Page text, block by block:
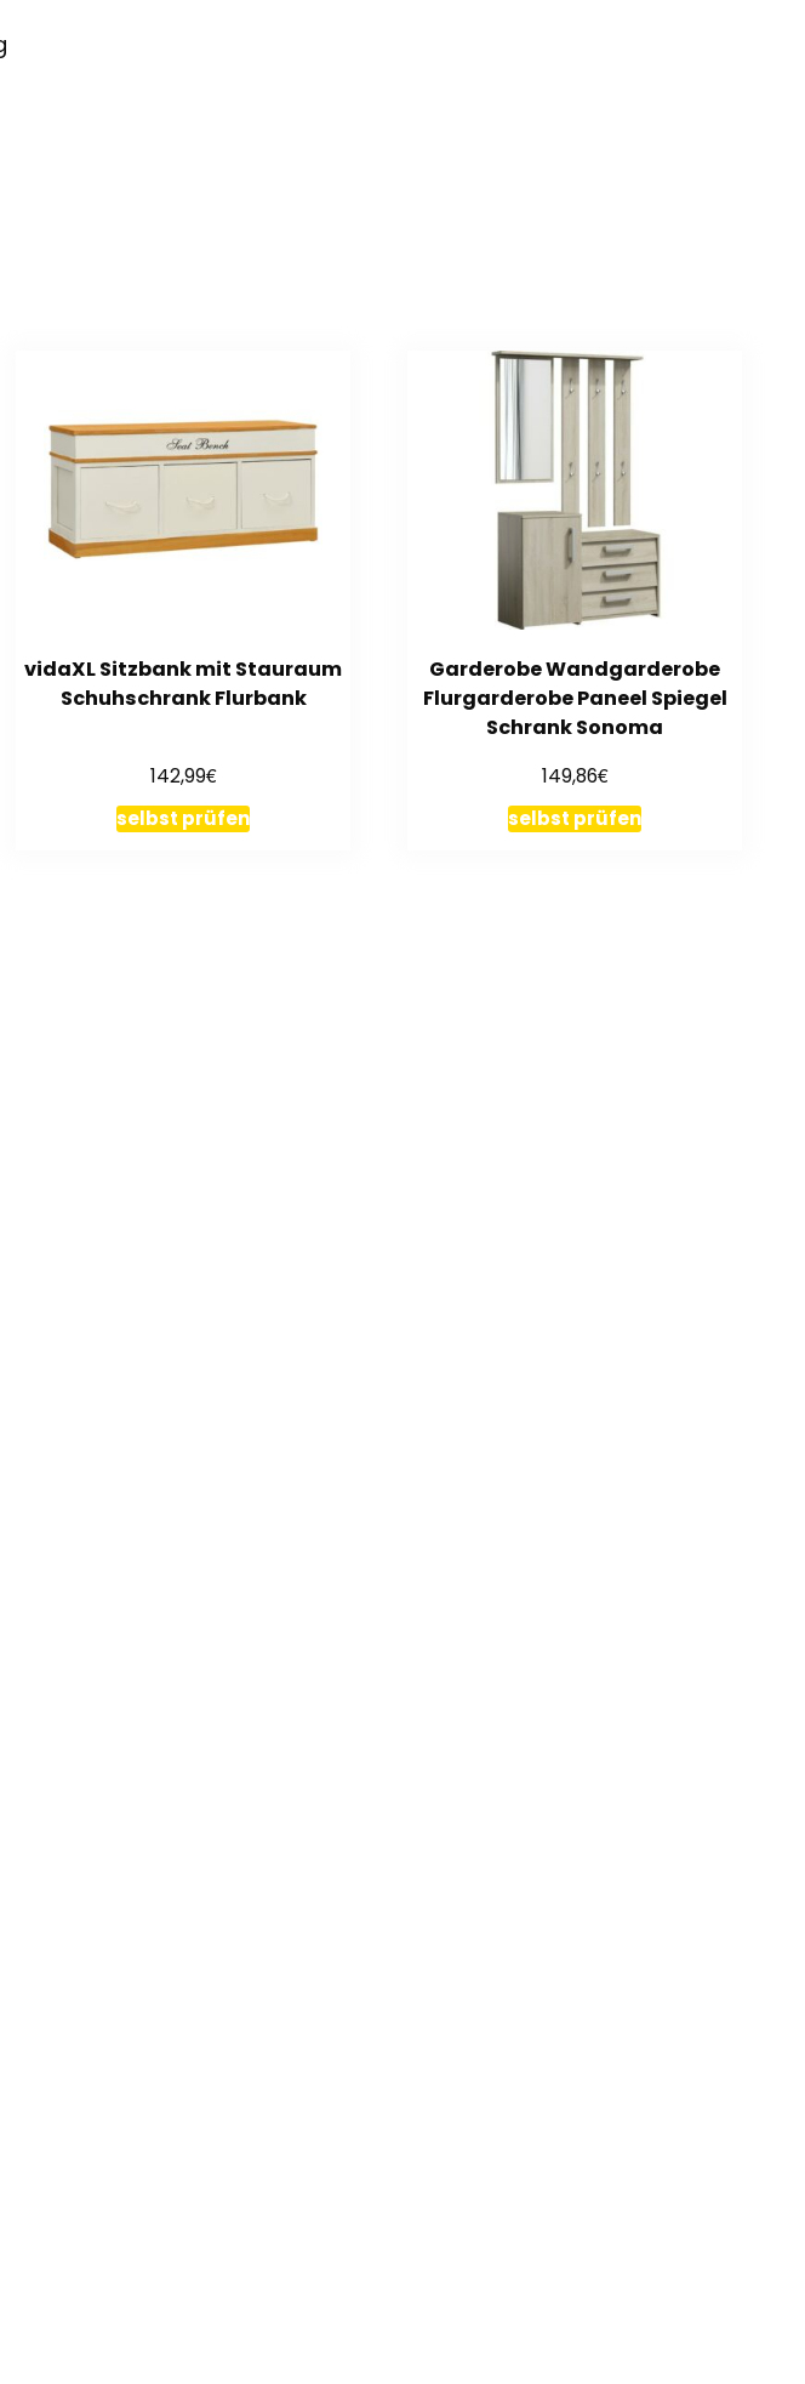
vidaXL Sitzbank mit Stauraum
Schuhschrank Flurbank
142,99€
selbst prüfen
Garderobe Wandgarderobe
Flurgarderobe Paneel Spiegel
Schrank Sonoma
149,86€
selbst prüfen